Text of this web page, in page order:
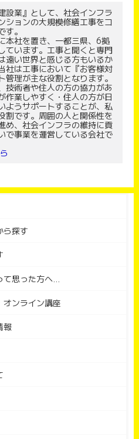
設業』として、社会インフラ
ションの大規模修繕工事をコ
。
本社を置き、一都三県、6拠
ています。工事と聞くと専門
遠い世界と感じる方もいるか
社は工事において『お客様対
管理が主な役割となります。
技術者や住人の方の協力があ
作業しやすく・住人の方が日
ようサポートすることが、私
割です。周囲の人と関係性を
め、社会インフラの維持に貢
で事業を運営している会社で
ら探す
て思った方へ...
オンライン講座
報